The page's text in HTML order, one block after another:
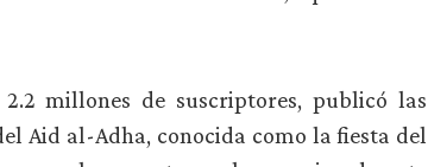
millones de suscriptores, publicó las
Aid al-Adha, conocida como la fiesta del